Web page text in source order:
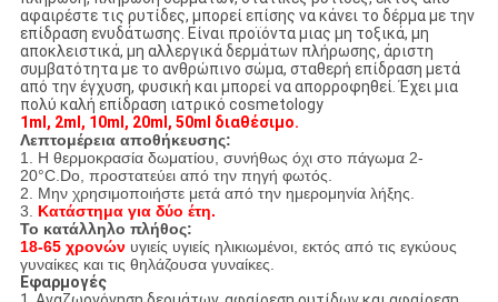
αφαιρέστε τις ρυτίδες, μπορεί επίσης να κάνει το δέρμα με την
επίδραση ενυδάτωσης. Είναι προϊόντα μιας μη τοξικά, μη
αποκλειστικά, μη αλλεργικά δερμάτων πλήρωσης, άριστη
συμβατότητα με το ανθρώπινο σώμα, σταθερή επίδραση μετά
από την έγχυση, φυσική και μπορεί να απορροφηθεί. Έχει μια
πολύ καλή επίδραση ιατρικό cosmetology
1ml, 2ml, 10ml, 20ml, 50ml διαθέσιμο.
Λεπτομέρεια αποθήκευσης:
1. Η θερμοκρασία δωματίου, συνήθως όχι στο πάγωμα 2-
20°C.Do, προστατεύει από την πηγή φωτός.
2. Μην χρησιμοποιήστε μετά από την ημερομηνία λήξης.
3. Κατάστημα για δύο έτη.
Το κατάλληλο πλήθος:
18-65 χρονώνυγιείς υγιείς ηλικιωμένοι, εκτός από τις εγκύους
γυναίκες και τις θηλάζουσα γυναίκες.
Εφαρμογές